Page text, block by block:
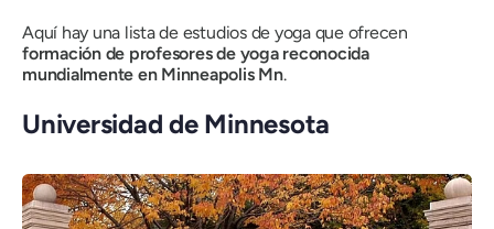
Aquí hay una lista de estudios de yoga que ofrecen
formación de profesores de yoga reconocida
mundialmente en Minneapolis Mn.
Universidad de Minnesota